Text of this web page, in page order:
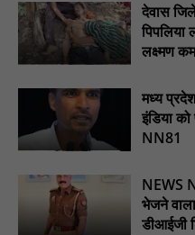
टिमरनी नगर व आसपास के ग्रामीण
तहसीलदार को सौंपा ज्ञापन, आज
अभियान के बदलावों और तकनीकी
NN81
हरिनगर में सीसी इंटरलॉकिंग सड़क
पिड़ावा में आगामी त्योहारों को
देवास
पिपलिया
लक्ष्मण
मध्य
इंडिया
NN81
NEWS
भेजने
डीआईजी